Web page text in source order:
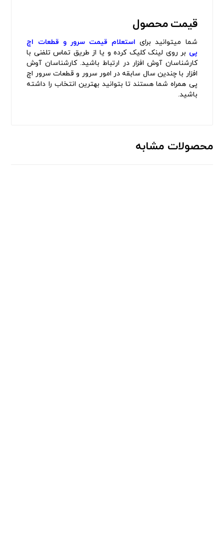
قیمت محصول
شما میتوانید برای استعلام قیمت سرور و قطعات اچ
پی بر روی لینک کلیک کرده و یا از طریق تماس تلفنی با
کارشناسان آوش افزار در ارتباط باشید. کارشناسان آوش
افزار با چندین سال سابقه در امور سرور و قطعات سرور اچ
پی همراه شما هستند تا بتوانید بهترین انتخاب را داشته
باشید.
محصولات مشابه